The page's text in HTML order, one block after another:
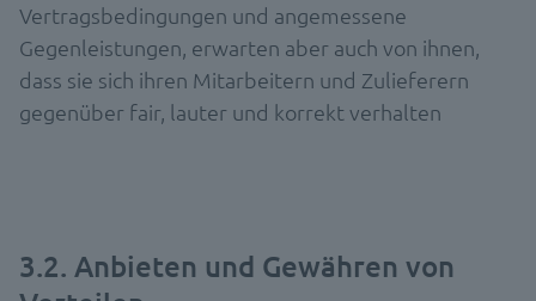
Vertragsbedingungen und angemessene
Gegenleistungen, erwarten aber auch von ihnen,
dass sie sich ihren Mitarbeitern und Zulieferern
gegenüber fair, lauter und korrekt verhalten
3.2. Anbieten und Gewähren von